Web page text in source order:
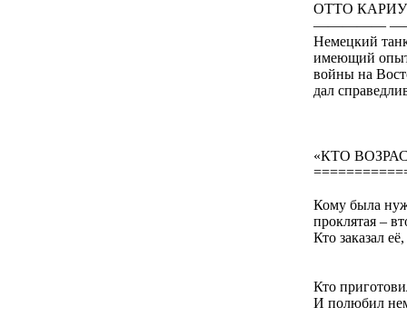
ОТТО
—————
Немецкий
имеющий
войны на
дал
«КТО
Кому была
проклятая –
Кто заказал
Кто
И полюбил